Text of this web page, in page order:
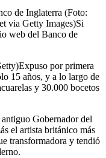
de Inglaterra (Foto:
via Getty Images)Si
web del Banco de
por primera
15 años, y a lo largo de
y 30.000 bocetos
Gobernador del
el artista británico más
transformadora y tendió